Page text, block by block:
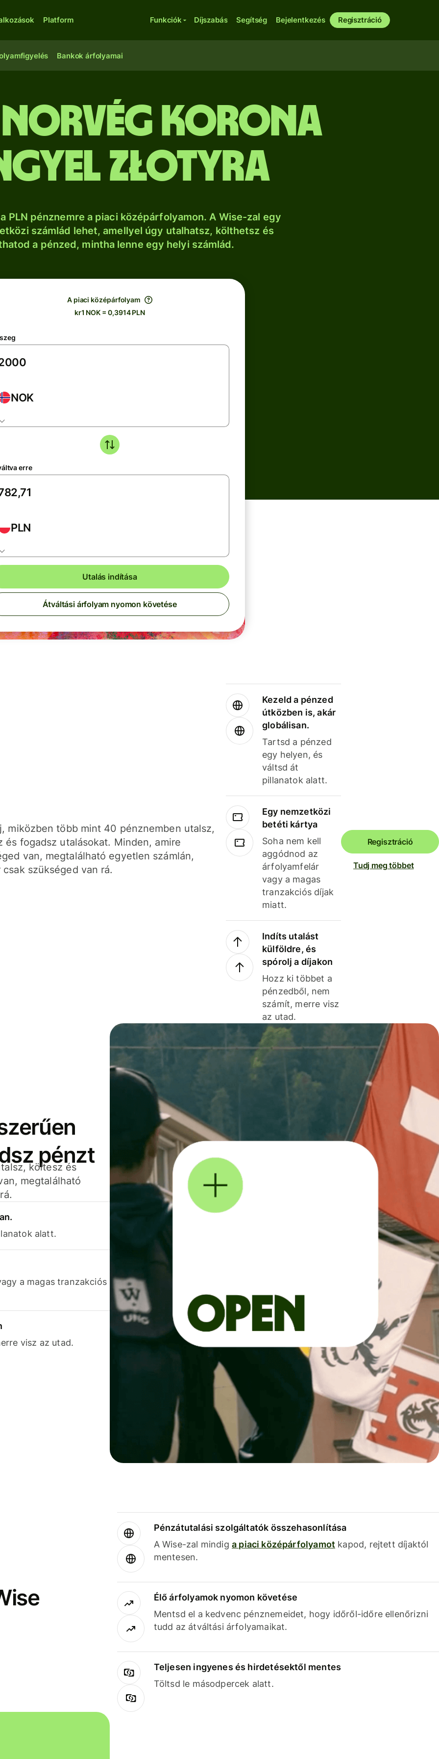
Platform Funkciók Díjszabás Segítség Bejelentkezés Regisztráció
Bankok árfolyamai
norvég korona
złotyra
PLN pénznemre a piaci középárfolyamon. A Wise-zal egy
számlád lehet, amellyel úgy utalhatsz, költhetsz és
a pénzed, mintha lenne egy helyi számlád.
A piaci középárfolyam
kr1 NOK = 0,3914 PLN
NOK
erre
PLN
Utalás indítása
Átváltási árfolyam nyomon követése
miközben több mint 40 pénznemben utalsz,
és fogadsz utalásokat. Minden, amire
van, megtalálható egyetlen számlán,
csak szükséged van rá.
Kezeld a pénzed
útközben is, akár
globálisan.
Tartsd a pénzed
egy helyen, és
váltsd át
pillanatok alatt.
Egy nemzetközi
betéti kártya
Soha nem kell
aggódnod az
árfolyamfelár
vagy a magas
tranzakciós díjak
miatt.
Indíts utalást
külföldre, és
spórolj a díjakon
Hozz ki többet a
pénzedből, nem
számít, merre visz
az utad.
Regisztráció
Tudj meg többet
pénzt
költesz és
megtalálható
alatt.
a magas tranzakciós
visz az utad.
Pénzátutalási szolgáltatók összehasonlítása
A Wise-zal mindig a piaci középárfolyamot kapod, rejtett díjaktól
mentesen.
Élő árfolyamok nyomon követése
Mentsd el a kedvenc pénznemeidet, hogy időről-időre ellenőrizni
tudd az átváltási árfolyamaikat.
Teljesen ingyenes és hirdetésektől mentes
Töltsd le másodpercek alatt.